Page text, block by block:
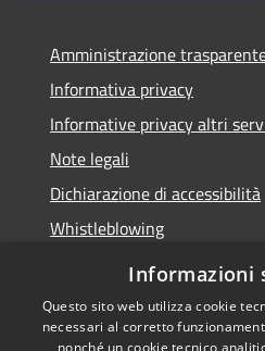
Amministrazione
Informativa privacy
Informative privacy altri
Note legali
Dichiarazione di accessibilità
Whistleblowing
RSS
Informazioni
Questo sito web utilizza cookie
necessari al corretto
nonché un cookie tecnico